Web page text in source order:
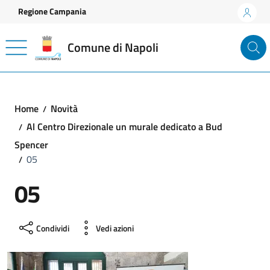
Vai ai contenuti
Vai al footer
Regione Campania
Comune di Napoli
Home
Novità
Al Centro Direzionale un murale dedicato a Bud
Spencer
05
05
Condividi Vedi azioni